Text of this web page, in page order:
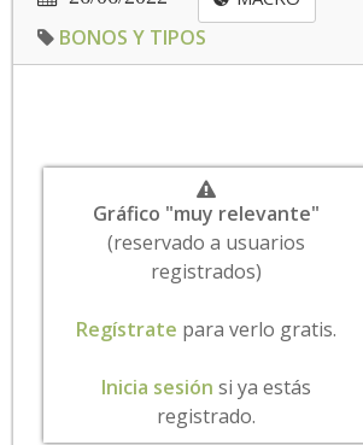
BONOS Y TIPOS
Gráfico "muy relevante"
(reservado a usuarios
registrados)
Regístrate para verlo gratis.
Inicia sesión si ya estás
registrado.